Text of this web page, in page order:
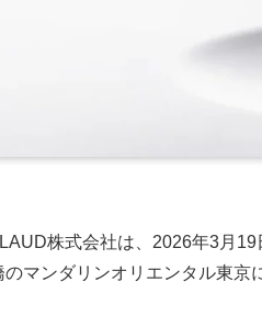
株式会社は、2026年3月19
マンダリンオリエンタル東京